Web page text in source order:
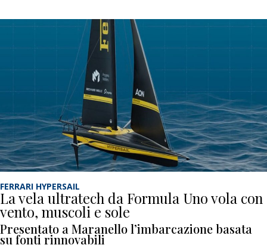
FERRARI HYPERSAIL
La vela ultratech da Formula Uno vola con
vento, muscoli e sole
Presentato a Maranello l’imbarcazione basata
su fonti rinnovabili